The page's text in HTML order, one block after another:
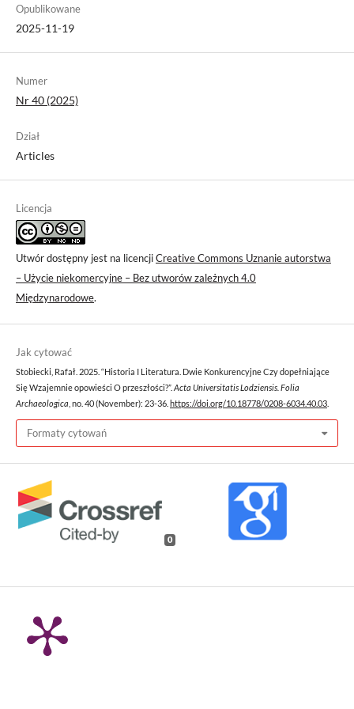
Opublikowane
2025-11-19
Numer
Nr 40 (2025)
Dział
Articles
Licencja
Utwór dostępny jest na licencjiCreative Commons Uznanie autorstwa
– Użycie niekomercyjne – Bez utworów zależnych 4.0
Międzynarodowe.
Jak cytować
Stobiecki, Rafał. 2025. “Historia I Literatura. Dwie Konkurencyjne Czy dopełniające
Się Wzajemnie opowieści O przeszłości?”. Acta Universitatis Lodziensis. Folia
Archaeologica , no. 40 (November): 23-36. https://doi.org/10.18778/0208-6034.40.03
Formaty cytowań
0